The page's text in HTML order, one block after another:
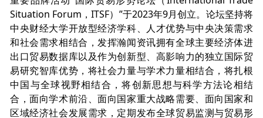
Situation Forum，ITSF）”于2023年9月创立。论坛坚持将
中央财经大学开放型经济学科、人才优势与中央决策需求
和社会需求相结合，发挥瀚闻资讯拥有全球主要经济体进
出口贸易数据库以及作为创新型、高影响力的独立国际贸
易研究智库优势，将社会力量与学术力量相结合，将扎根
中国与全球视野相结合，将创新思想与科学方法论相结
合，面向学术前沿、面向国家重大战略需要、面向国家和
区域经济社会发展需求，定期发布全球贸易监测与贸易形